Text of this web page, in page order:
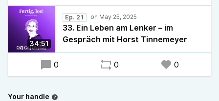
34:51
Ep. 21
33. Ein Leben am Lenker – im
Gespräch mit Horst Tinnemeyer
0 0 0
Your handle